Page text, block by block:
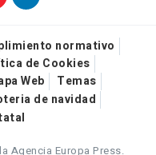
normativo
de Cookies
Web
Temas
de navidad
Agencia Europa Press.